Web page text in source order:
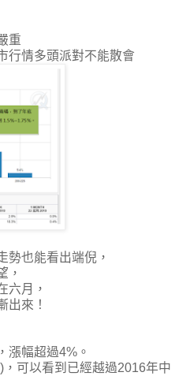
重
行情多頭派對不能散會
勢也能看出端倪，
，
六月，
出來！
漲幅超過4%。
可以看到已經越過2016年中